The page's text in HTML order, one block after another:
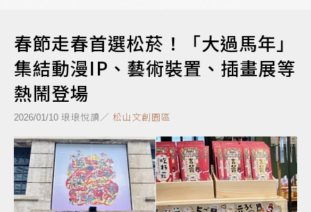
春節走春首選松菸！「大過馬年」
集結動漫IP、藝術裝置、插畫展等
熱鬧登場
2026/01/10 琅琅悅讀／ 松山文創園區